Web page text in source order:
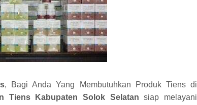
, Bagi Anda Yang Membutuhkan Produk Tiens di
Tiens Kabupaten Solok Selatan siap melayani